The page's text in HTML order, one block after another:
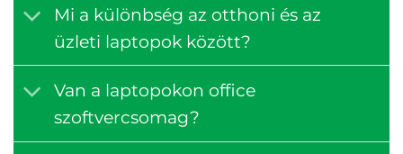
Mi a különbség az otthoni és az
üzleti laptopok között?
Van a laptopokon office
szoftvercsomag?